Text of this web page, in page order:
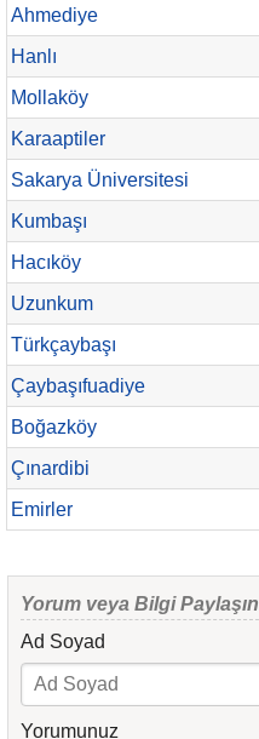
Ahmediye
Hanlı
Mollaköy
Karaaptiler
Sakarya Üniversitesi
Kumbaşı
Hacıköy
Uzunkum
Türkçaybaşı
Çaybaşıfuadiye
Boğazköy
Çınardibi
Emirler
Yorum veya Bilgi Paylaşın
Ad Soyad
Yorumunuz